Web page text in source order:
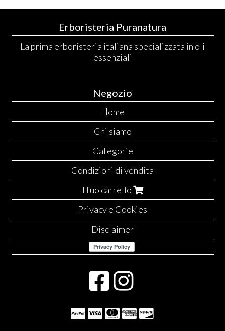
Erboristeria Puranatura
La prima erboristeria italiana specializzata in oli
essenziali
Negozio
Home
Chi siamo
Categorie
Condizioni di vendita
Il tuo carrello
Privacy e Cookies
Disclaimer